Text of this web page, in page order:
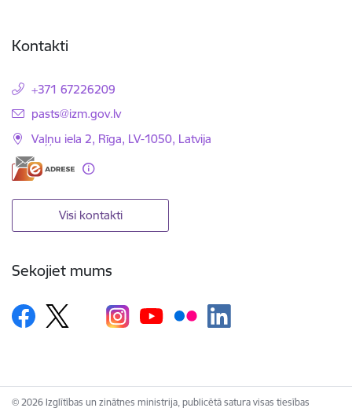
Kontakti
+371 67226209
E-pasts:
pasts@izm.gov.lv
Vaļņu iela 2, Rīga, LV-1050, Latvija
Visi kontakti
Sekojiet mums
© 2026 Izglītības un zinātnes ministrija, publicētā satura visas tiesības